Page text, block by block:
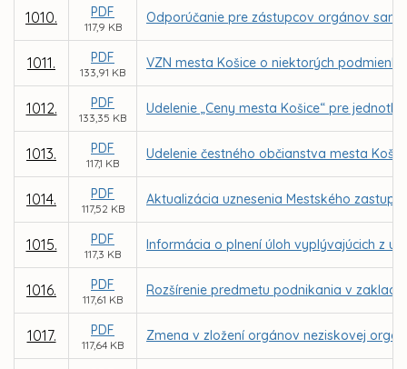
1010. PDF
117,9 KB
Odporúčanie pre zástupcov orgánov
1011. PDF
133,91 KB
VZN mesta Košice o niektorých
1012. PDF
133,35 KB
Udelenie „Ceny mesta Košice“ pre
1013. PDF
117,1 KB
Udelenie čestného občianstva mesta
1014. PDF
117,52 KB
Aktualizácia uznesenia Mestského
1015. PDF
117,3 KB
Informácia o plnení úloh vyplývajúcich z
1016. PDF
117,61 KB
Rozšírenie predmetu podnikania v
1017. PDF
117,64 KB
Zmena v zložení orgánov neziskovej